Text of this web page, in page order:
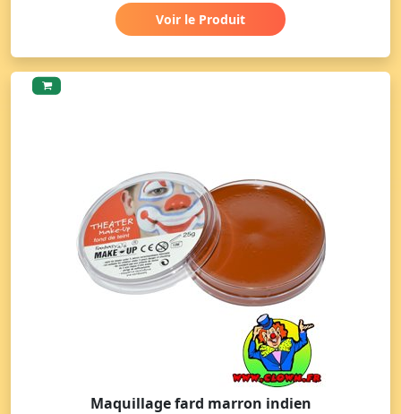
Voir le Produit
Maquillage fard marron indien